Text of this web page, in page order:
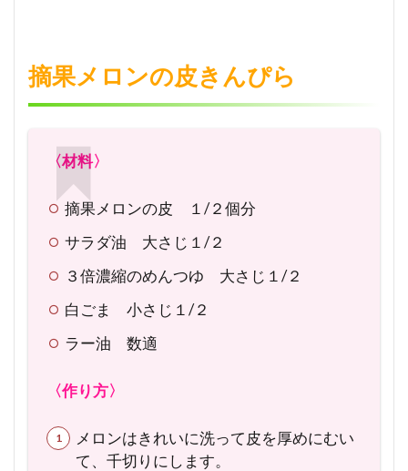
3
キ
イ
の
の
リ
ン
ス
ー
ー
み
か
摘果メロンの皮きんぴら
〈材料〉
摘果メロンの皮 １/２個分
サラダ油 大さじ１/２
３倍濃縮のめんつゆ 大さじ１/２
白ごま 小さじ１/２
ラー油 数適
〈作り方〉
メロンはきれいに洗って皮を厚めにむい
て、千切りにします。